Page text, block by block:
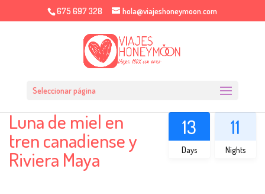
675 697 328 hola@viajeshoneymoon.com
Seleccionar página
Luna de miel en
tren canadiense y
Riviera Maya
13
Days
11
Nights